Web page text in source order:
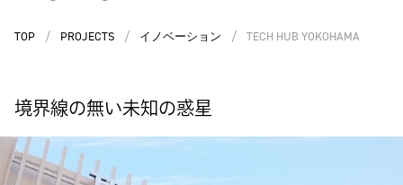
TOP / PROJECTS / イノベーション / TECH HUB YOKOHAMA
境界線の無い未知の惑星